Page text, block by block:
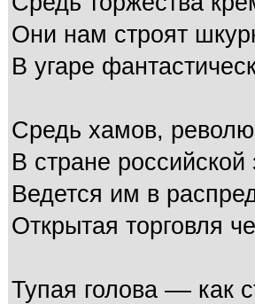
Они нам строят
В угаре
Средь хамов,
В стране
Ведется им в
Открытая торговля
Тупая голова –– как